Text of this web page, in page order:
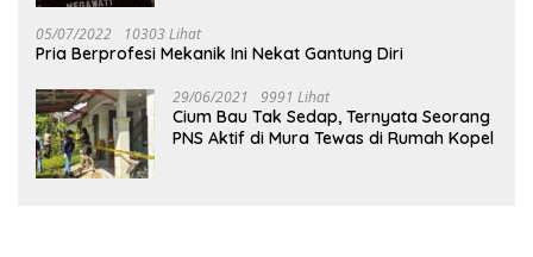
05/07/2022 10303 Lihat
Pria Berprofesi Mekanik Ini Nekat Gantung Diri
29/06/2021 9991 Lihat
Cium Bau Tak Sedap, Ternyata Seorang
PNS Aktif di Mura Tewas di Rumah Kopel